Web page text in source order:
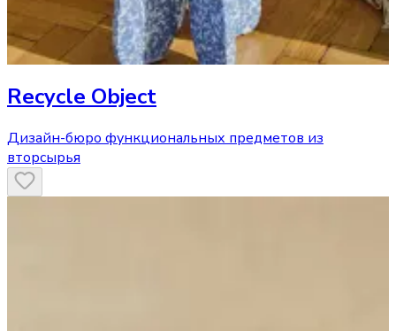
Recycle Object
Дизайн-бюро функциональных предметов из
вторсырья